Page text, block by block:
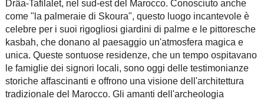
Drâa-Tafilalet, nel sud-est del Marocco. Conosciuto anche
come "la palmeraie di Skoura", questo luogo incantevole è
celebre per i suoi rigogliosi giardini di palme e le pittoresche
kasbah, che donano al paesaggio un'atmosfera magica e
unica. Queste sontuose residenze, che un tempo ospitavano
le famiglie dei signori locali, sono oggi delle testimonianze
storiche affascinanti e offrono una visione dell'architettura
tradizionale del Marocco. Gli amanti dell'archeologia